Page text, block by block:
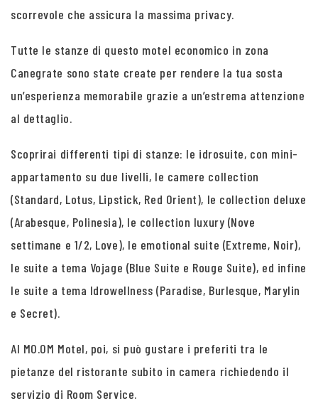
scorrevole che assicura la massima privacy.
Tutte le stanze di questo motel economico in zona
Canegrate sono state create per rendere la tua sosta
un’esperienza memorabile grazie a un’estrema attenzione
al dettaglio.
Scoprirai differenti tipi di stanze: le idrosuite, con mini-
appartamento su due livelli, le camere collection
(Standard, Lotus, Lipstick, Red Orient), le collection deluxe
(Arabesque, Polinesia), le collection luxury (Nove
settimane e 1/2, Love), le emotional suite (Extreme, Noir),
le suite a tema Vojage (Blue Suite e Rouge Suite), ed infine
le suite a tema Idrowellness (Paradise, Burlesque, Marylin
e Secret).
Al MO.OM Motel, poi, si può gustare i preferiti tra le
pietanze del ristorante subito in camera richiedendo il
servizio di Room Service.